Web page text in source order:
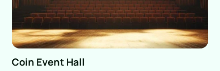
Coin Event Hall